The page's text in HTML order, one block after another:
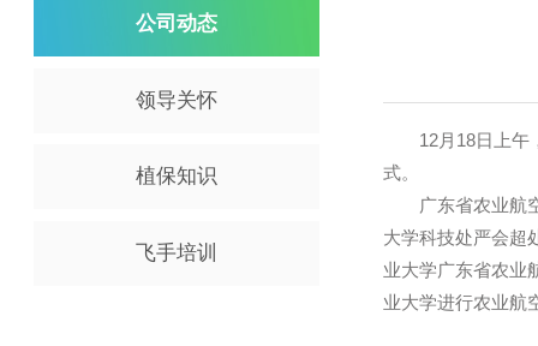
公司动态
领导关怀
植保知识
12月18日上
式。
广东省农业
大学科技处